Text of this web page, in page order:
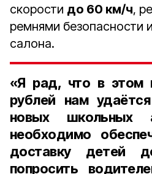
скорости до 60 км/ч,
ремнями безопасности
салона.
«Я рад, что в этом
рублей нам
новых школьных
необходимо
доставку детей
попросить